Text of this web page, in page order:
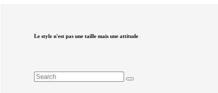
Le style n'est pas une taille mais une attitude